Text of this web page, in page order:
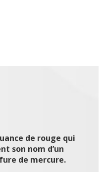
de rouge qui
son nom d’un
de mercure.